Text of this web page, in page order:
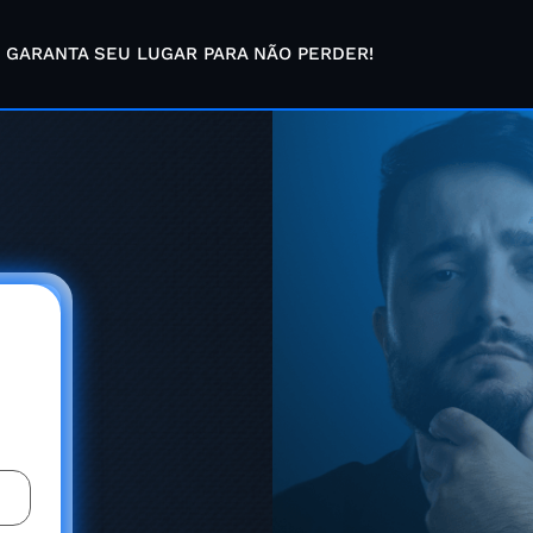
GARANTA SEU LUGAR PARA NÃO PERDER!